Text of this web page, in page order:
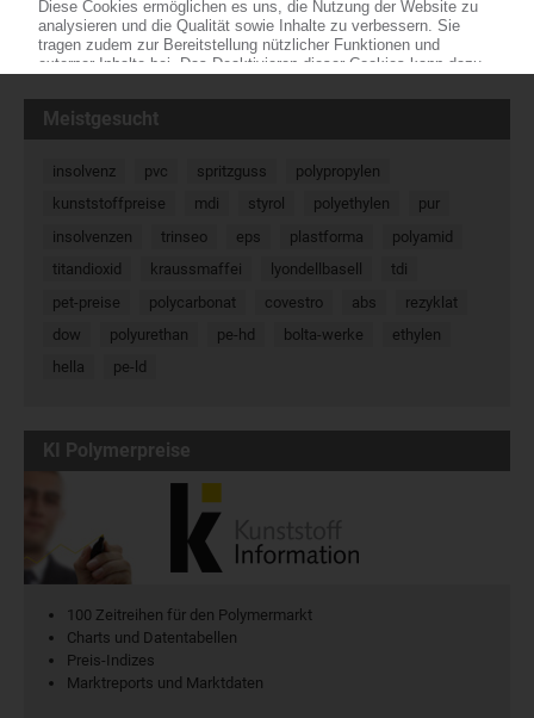
« Zurück Weiter »
Meistgesucht
insolvenz pvc spritzguss
polypropylen
kunststoffpreise
mdi styrol polyethylen
pur
insolvenzen
trinseo eps plastforma
polyamid
titandioxid
kraussmaffei lyondellbasell
tdi
pet-preise
polycarbonat covestro abs
rezyklat
dow
polyurethan pe-hd bolta-werke
ethylen
hella
pe-ld
KI Polymerpreise
100 Zeitreihen für den Polymermarkt
Charts und Datentabellen
Preis-Indizes
Marktreports und Marktdaten